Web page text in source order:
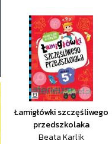
Łamigłówki szczęśliwego
przedszkolaka
Beata Karlik